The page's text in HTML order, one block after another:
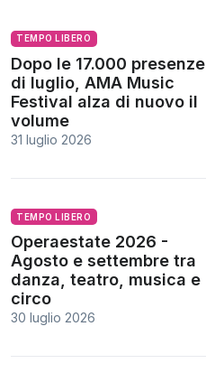
TEMPO LIBERO
Dopo le 17.000 presenze
di luglio, AMA Music
Festival alza di nuovo il
volume
31 luglio 2026
TEMPO LIBERO
Operaestate 2026 -
Agosto e settembre tra
danza, teatro, musica e
circo
30 luglio 2026